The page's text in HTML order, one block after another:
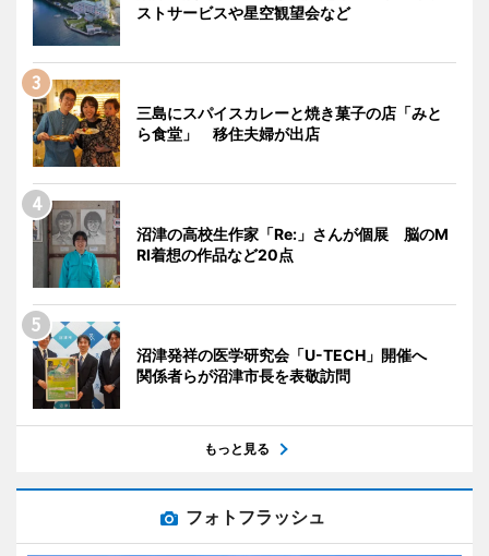
ストサービスや星空観望会など
三島にスパイスカレーと焼き菓子の店「みと
ら食堂」 移住夫婦が出店
沼津の高校生作家「Re:」さんが個展 脳のM
RI着想の作品など20点
沼津発祥の医学研究会「U-TECH」開催へ
関係者らが沼津市長を表敬訪問
もっと見る
フォトフラッシュ